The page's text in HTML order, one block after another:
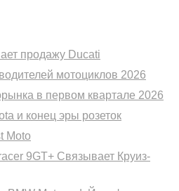
продажу Ducati
мотоциклов 2026
в первом квартале 2026
и конец эры розеток
Moto
9GT+ Связывает Круиз-